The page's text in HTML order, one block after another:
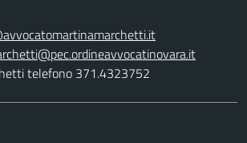
telefono 371.4323752